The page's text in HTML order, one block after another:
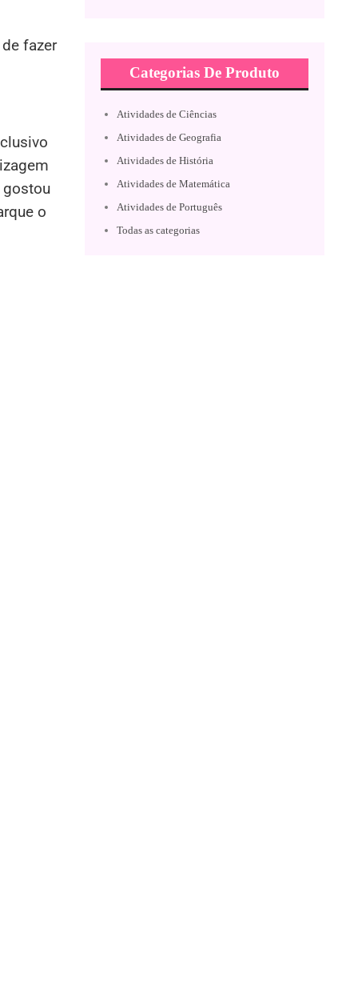
fazer
gostou
o
Categorias De Produto
Atividades de Ciências
Atividades de Geografia
Atividades de História
Atividades de Matemática
Atividades de Português
Todas as categorias